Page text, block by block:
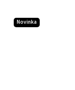
Novinka